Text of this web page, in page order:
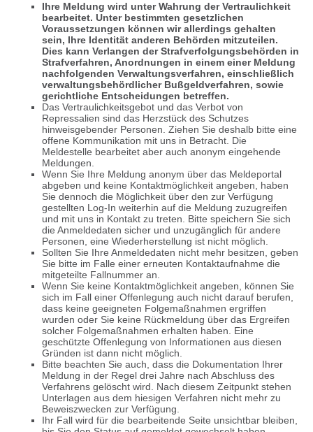
Ihre Meldung wird unter Wahrung der Vertraulichkeit
bearbeitet. Unter bestimmten gesetzlichen
Voraussetzungen können wir allerdings gehalten
sein, Ihre Identität anderen Behörden mitzuteilen.
Dies kann Verlangen der Strafverfolgungsbehörden in
Strafverfahren, Anordnungen in einem einer Meldung
nachfolgenden Verwaltungsverfahren, einschließlich
verwaltungsbehördlicher Bußgeldverfahren, sowie
gerichtliche Entscheidungen betreffen.
Das Vertraulichkeitsgebot und das Verbot von
Repressalien sind das Herzstück des Schutzes
hinweisgebender Personen. Ziehen Sie deshalb bitte eine
offene Kommunikation mit uns in Betracht. Die
Meldestelle bearbeitet aber auch anonym eingehende
Meldungen.
Wenn Sie Ihre Meldung anonym über das Meldeportal
abgeben und keine Kontaktmöglichkeit angeben, haben
Sie dennoch die Möglichkeit über den zur Verfügung
gestellten Log-In weiterhin auf die Meldung zuzugreifen
und mit uns in Kontakt zu treten. Bitte speichern Sie sich
die Anmeldedaten sicher und unzugänglich für andere
Personen, eine Wiederherstellung ist nicht möglich.
Sollten Sie Ihre Anmeldedaten nicht mehr besitzen, geben
Sie bitte im Falle einer erneuten Kontaktaufnahme die
mitgeteilte Fallnummer an.
Wenn Sie keine Kontaktmöglichkeit angeben, können Sie
sich im Fall einer Offenlegung auch nicht darauf berufen,
dass keine geeigneten Folgemaßnahmen ergriffen
wurden oder Sie keine Rückmeldung über das Ergreifen
solcher Folgemaßnahmen erhalten haben. Eine
geschützte Offenlegung von Informationen aus diesen
Gründen ist dann nicht möglich.
Bitte beachten Sie auch, dass die Dokumentation Ihrer
Meldung in der Regel drei Jahre nach Abschluss des
Verfahrens gelöscht wird. Nach diesem Zeitpunkt stehen
Unterlagen aus dem hiesigen Verfahren nicht mehr zu
Beweiszwecken zur Verfügung.
Ihr Fall wird für die bearbeitende Seite unsichtbar bleiben,